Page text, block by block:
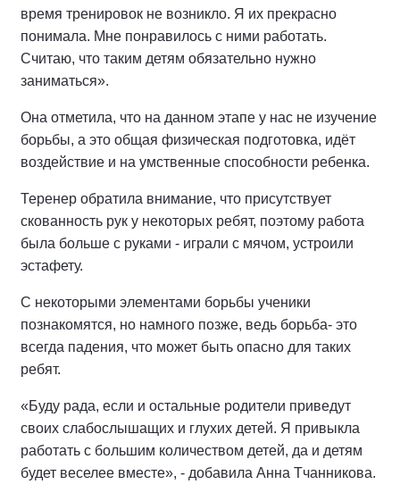
время тренировок не возникло. Я их прекрасно
понимала. Мне понравилось с ними работать.
Считаю, что таким детям обязательно нужно
заниматься».
Она отметила, что на данном этапе у нас не изучение
борьбы, а это общая физическая подготовка, идёт
воздействие и на умственные способности ребенка.
Теренер обратила внимание, что присутствует
скованность рук у некоторых ребят, поэтому работа
была больше с руками - играли с мячом, устроили
эстафету.
С некоторыми элементами борьбы ученики
познакомятся, но намного позже, ведь борьба- это
всегда падения, что может быть опасно для таких
ребят.
«Буду рада, если и остальные родители приведут
своих слабослышащих и глухих детей. Я привыкла
работать с большим количеством детей, да и детям
будет веселее вместе», - добавила Анна Тчанникова.